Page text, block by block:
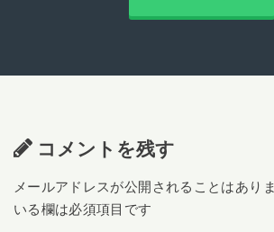
コメントを残す
メールアドレスが公開されることはありま
いる欄は必須項目です